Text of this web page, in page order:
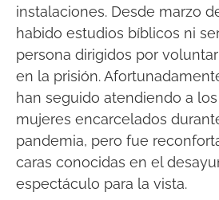
instalaciones. Desde marzo
habido estudios bíblicos ni
persona dirigidos por
en la prisión.
han seguido atendiendo a
mujeres encarcelados
pandemia, pero fue
caras conocidas en el
espectáculo para la vista.